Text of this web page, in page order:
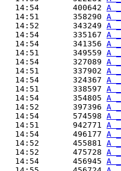
14:54       400642
A
14:51       358290
A
14:52       343249
A
14:54       335167
A
14:54       341356
A
14:51       349559
A
14:54       327089
A
14:51       337902
A
14:54       324367
A
14:51       338597
A
14:54       354805
A
14:52       397396
A
14:54       574598
A
14:51       942771
A
14:54       496177
A
14:52       455881
A
14:52       475728
A
14:54       456945
A